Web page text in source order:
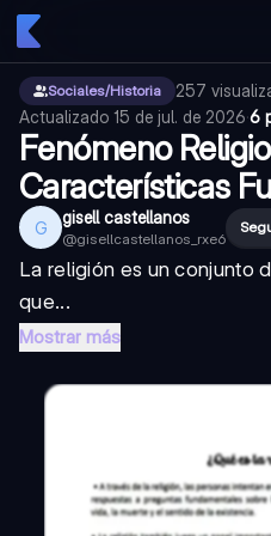
Sociales/Historia 257
Actualizado 15 de jul. de 2026·6
Fenómeno
Características
G gisell castellanos
@gisellcastellanos_rxe6
La religión es un conjunto
que...
Mostrar más